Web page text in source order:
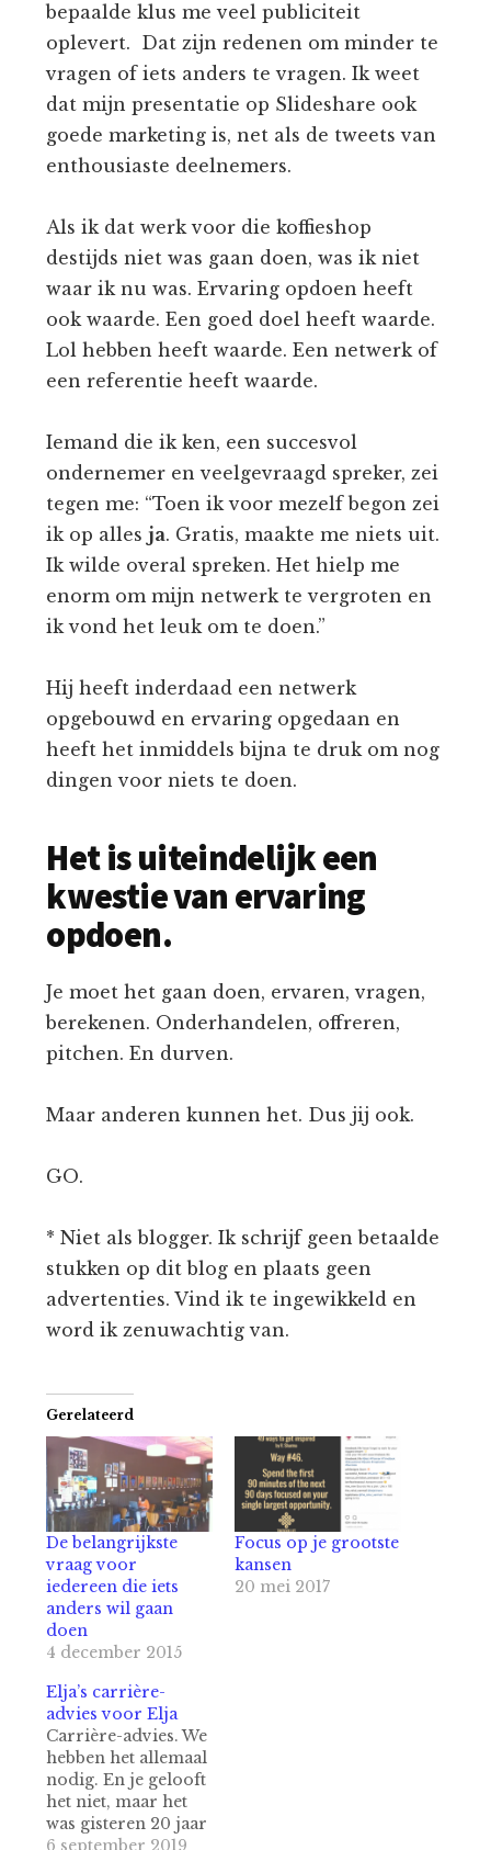
bepaalde klus me veel publiciteit
oplevert. Dat zijn redenen om minder te
vragen of iets anders te vragen. Ik weet
dat mijn presentatie op Slideshare ook
goede marketing is, net als de tweets van
enthousiaste deelnemers.
Als ik dat werk voor die koffieshop
destijds niet was gaan doen, was ik niet
waar ik nu was. Ervaring opdoen heeft
ook waarde. Een goed doel heeft waarde.
Lol hebben heeft waarde. Een netwerk of
een referentie heeft waarde.
Iemand die ik ken, een succesvol
ondernemer en veelgevraagd spreker, zei
tegen me: “Toen ik voor mezelf begon zei
ik op allesja. Gratis, maakte me niets uit.
Ik wilde overal spreken. Het hielp me
enorm om mijn netwerk te vergroten en
ik vond het leuk om te doen.”
Hij heeft inderdaad een netwerk
opgebouwd en ervaring opgedaan en
heeft het inmiddels bijna te druk om nog
dingen voor niets te doen.
Het is uiteindelijk een
kwestie van ervaring
opdoen.
Je moet het gaan doen, ervaren, vragen,
berekenen. Onderhandelen, offreren,
pitchen. En durven.
Maar anderen kunnen het. Dus jij ook.
GO.
* Niet als blogger. Ik schrijf geen betaalde
stukken op dit blog en plaats geen
advertenties. Vind ik te ingewikkeld en
word ik zenuwachtig van.
Gerelateerd
De belangrijkste
vraag voor
iedereen die iets
anders wil gaan
doen
4 december 2015
Focus op je grootste
kansen
20 mei 2017
Elja’s carrière-
advies voor Elja
Carrière-advies. We
hebben het allemaal
nodig. En je gelooft
het niet, maar het
was gisteren 20 jaar
geleden dat ik
6 september 2019